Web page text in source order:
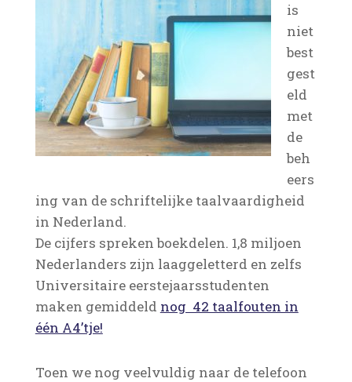
is
niet
best
gest
eld
met
de
beh
eers
ing van de schriftelijke taalvaardigheid
in Nederland.
De cijfers spreken boekdelen. 1,8 miljoen
Nederlanders zijn laaggeletterd en zelfs
Universitaire eerstejaarsstudenten
maken gemiddeld nog 42 taalfouten in
één A4’tje!
Toen we nog veelvuldig naar de telefoon